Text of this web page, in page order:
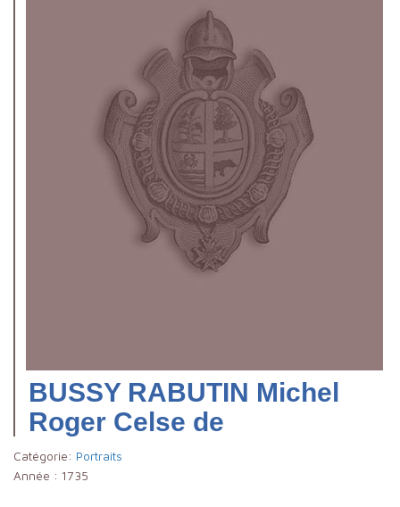
BUSSY RABUTIN Michel
Roger Celse de
Catégorie: Portraits
Année : 1735